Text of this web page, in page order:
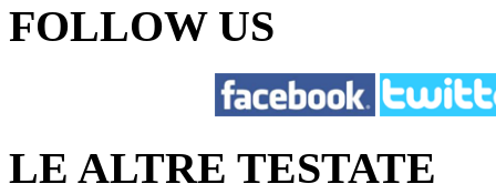
FOLLOW US
LE ALTRE TESTATE